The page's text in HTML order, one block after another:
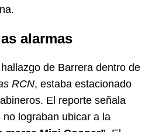
alarmas
de Barrera dentro de
RCN, estaba estacionado
El reporte señala
lograban ubicar a la